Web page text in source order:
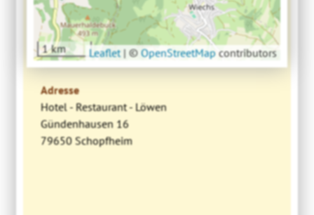
1 km Leaflet | © OpenStreetMapcontributors
Adresse
Hotel - Restaurant - Löwen
Gündenhausen 16
79650 Schopfheim